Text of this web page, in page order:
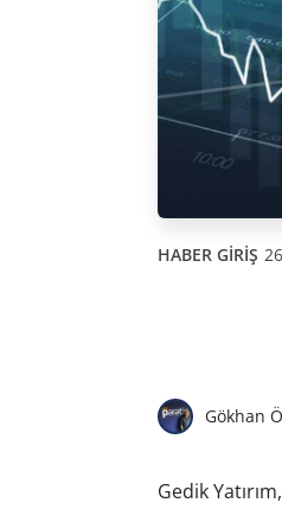
HABER GİRİŞ
Gökhan
Gedik